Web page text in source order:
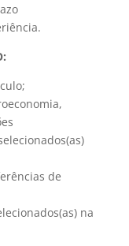
de
na